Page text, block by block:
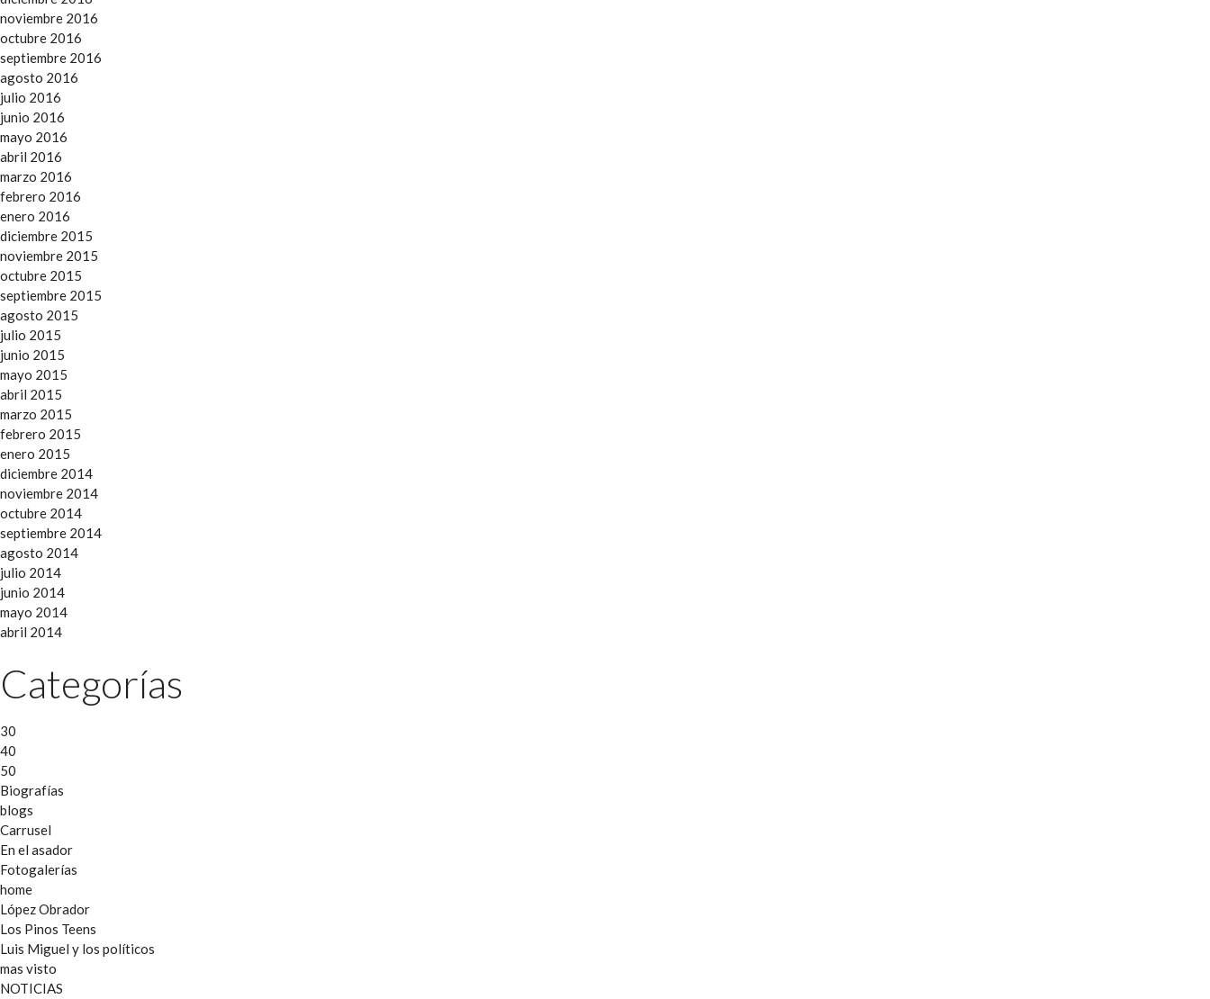
noviembre 2016
octubre 2016
septiembre 2016
agosto 2016
julio 2016
junio 2016
mayo 2016
abril 2016
marzo 2016
febrero 2016
enero 2016
diciembre 2015
noviembre 2015
octubre 2015
septiembre 2015
agosto 2015
julio 2015
junio 2015
mayo 2015
abril 2015
marzo 2015
febrero 2015
enero 2015
diciembre 2014
noviembre 2014
octubre 2014
septiembre 2014
agosto 2014
julio 2014
junio 2014
mayo 2014
abril 2014
Categorías
30
40
50
Biografías
blogs
Carrusel
En el asador
Fotogalerías
home
López Obrador
Los Pinos Teens
Luis Miguel y los políticos
mas visto
NOTICIAS